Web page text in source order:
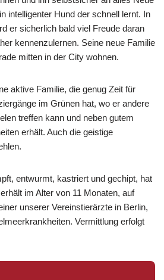
intelligenter Hund der schnell lernt. In
er sicherlich bald viel Freude daran
kennenzulernen. Seine neue Familie
mitten in der City wohnen.
aktive Familie, die genug Zeit für
im Grünen hat, wo er andere
treffen kann und neben gutem
erhält. Auch die geistige
entwurmt, kastriert und gechipt, hat
im Alter von 11 Monaten, auf
unserer Vereinstierärzte in Berlin,
Vermittlung erfolgt